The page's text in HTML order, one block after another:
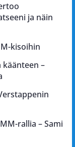
ja näin
kisoihin
käänteen –
rallia – Sami